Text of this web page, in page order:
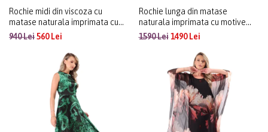
Rochie midi din viscoza cu
matase naturala imprimata cu
motive florale
940 Lei560 Lei
Rochie lunga din matase
naturala imprimata cu motive
paisley
1590 Lei1490 Lei